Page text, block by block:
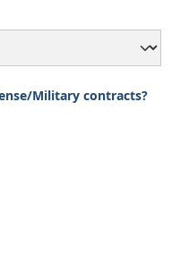
Military contracts?